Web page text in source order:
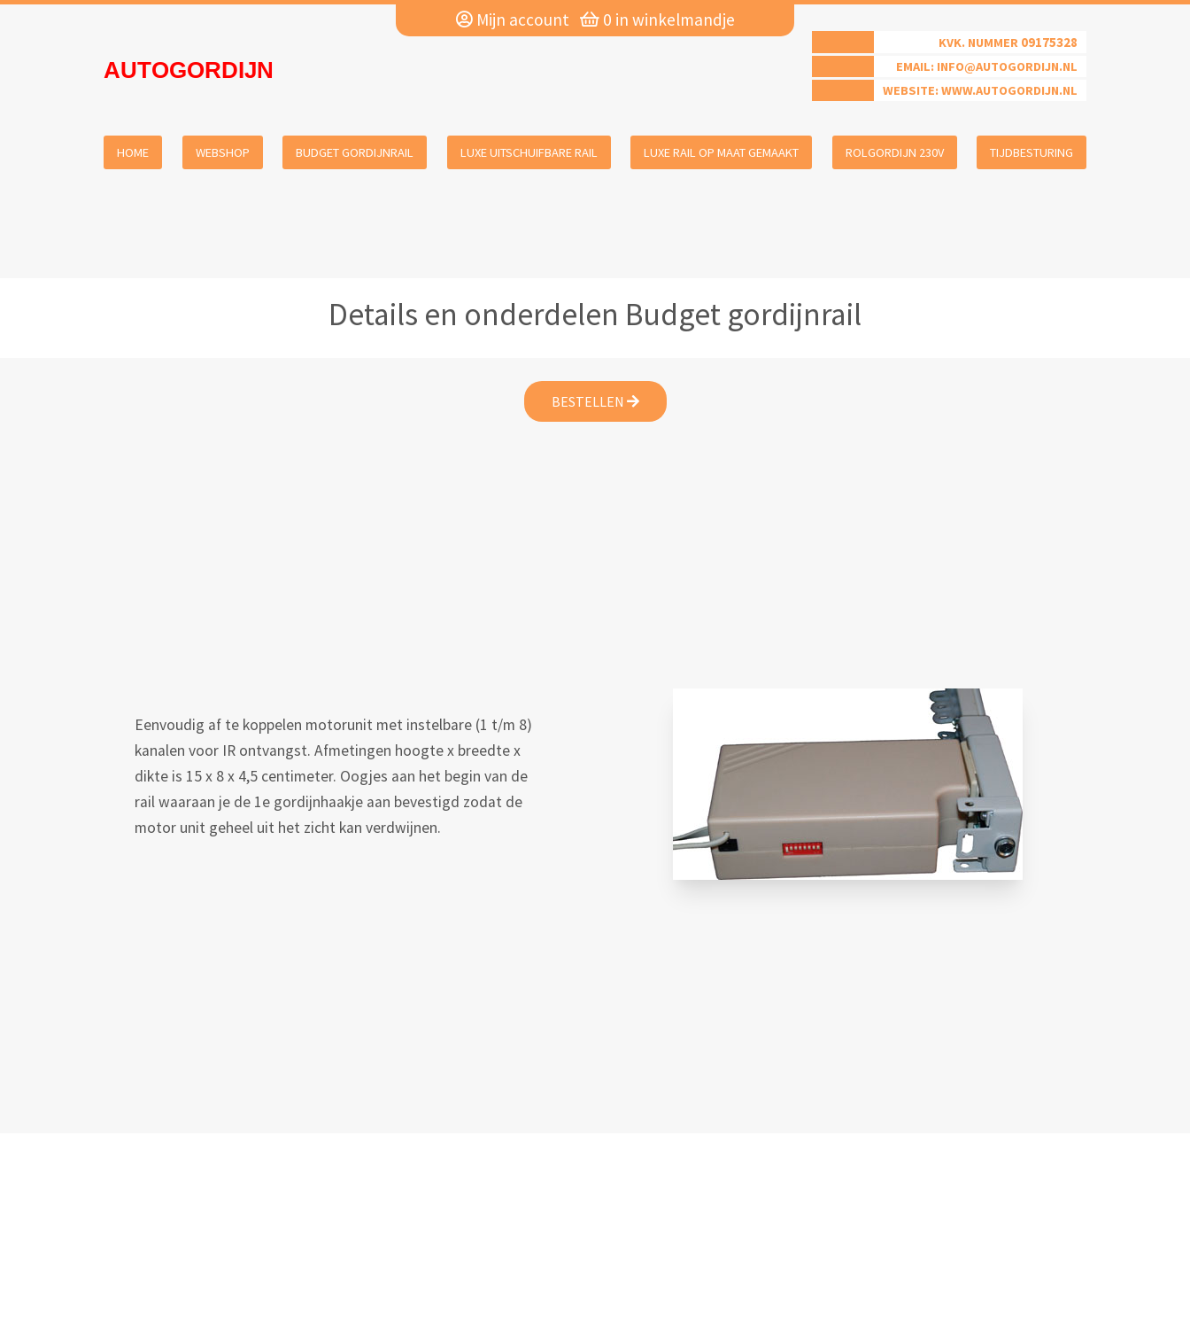
Mijn account 0 in winkelmandje
AUTOGORDIJN
KVK. NUMMER 09175328
EMAIL: INFO@AUTOGORDIJN.NL
WEBSITE: WWW.AUTOGORDIJN.NL
HOME WEBSHOP BUDGET GORDIJNRAIL LUXE UITSCHUIFBARE RAIL LUXE RAIL OP MAAT GEMAAKT ROLGORDIJN 230V TIJDBESTURING
Details en onderdelen Budget gordijnrail
BESTELLEN
Eenvoudig af te koppelen motorunit met instelbare (1 t/m 8)
kanalen voor IR ontvangst. Afmetingen hoogte x breedte x
dikte is 15 x 8 x 4,5 centimeter. Oogjes aan het begin van de
rail waaraan je de 1e gordijnhaakje aan bevestigd zodat de
motor unit geheel uit het zicht kan verdwijnen.